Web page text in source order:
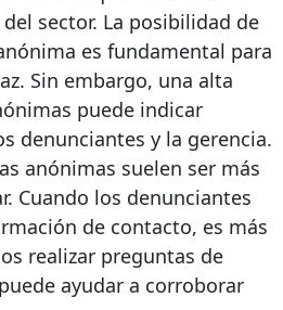
sector. La posibilidad de
es fundamental para
Sin embargo, una alta
puede indicar
denunciantes y la gerencia.
anónimas suelen ser más
Cuando los denunciantes
de contacto, es más
realizar preguntas de
ayudar a corroborar